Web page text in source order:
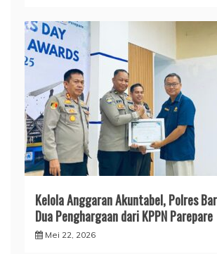
​Kelola Anggaran Akuntabel, Polres
Dua Penghargaan dari KPPN Parepare
Mei 22, 2026